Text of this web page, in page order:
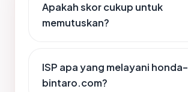
Apakah skor cukup untuk
memutuskan?
ISP apa yang melayani honda-
bintaro.com?